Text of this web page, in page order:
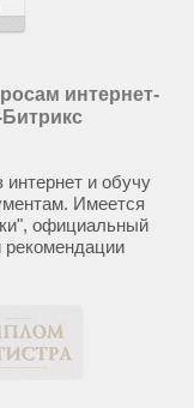
интернет-
интернет и обучу
Имеется
официальный
рекомендации